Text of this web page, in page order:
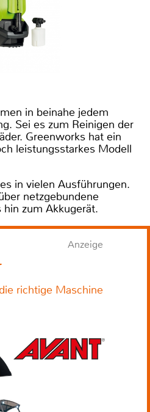
in beinahe jedem
Sei es zum Reinigen der
Greenworks hat ein
leistungsstarkes Modell
in vielen Ausführungen.
netzgebundene
hin zum Akkugerät.
Anzeige
richtige Maschine